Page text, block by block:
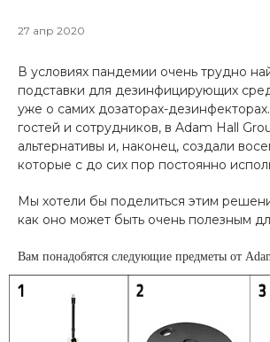
27 апр 2020
В условиях пандемии очень трудно
подставки для дезинфицирующих
уже о самих дозаторах-
гостей и сотрудников, в Adam Hall
альтернативы и, наконец, создали
которые с до сих пор постоянно
Мы хотели бы поделиться этим
как оно может быть очень полезным
Вам понадобятся следующие предметы от